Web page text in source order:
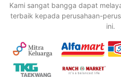
Kami sangat bangga dapat
terbaik kepada perusahaan-
ini.